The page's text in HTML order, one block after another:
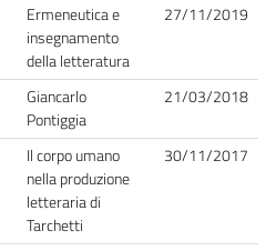
Ermeneutica e
insegnamento
della letteratura
27/11/2019
Giancarlo
Pontiggia
21/03/2018
Il corpo umano
nella produzione
letteraria di
Tarchetti
30/11/2017